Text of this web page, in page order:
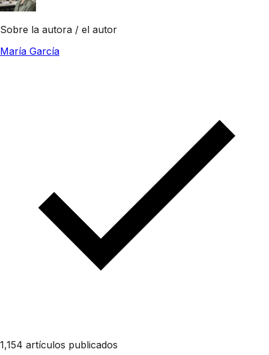
Sobre la autora / el autor
María García
1,154 artículos publicados